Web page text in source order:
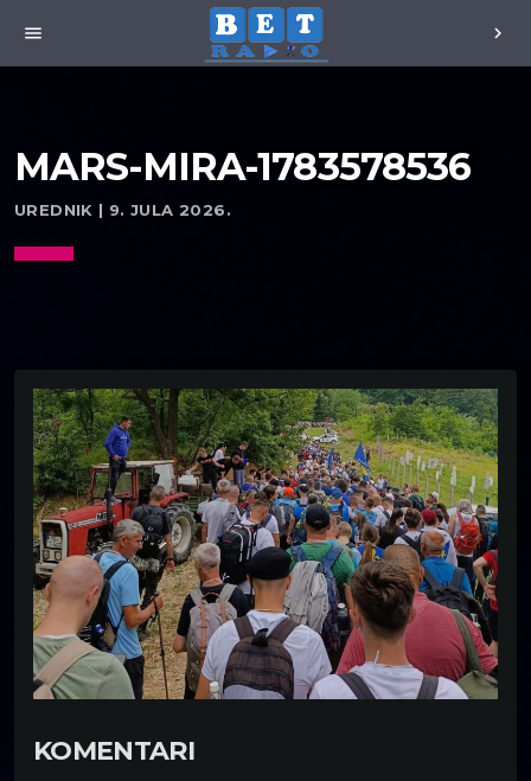
menu chevron_right
MARS-MIRA-1783578536
UREDNIK | 9. JULA 2026.
KOMENTARI